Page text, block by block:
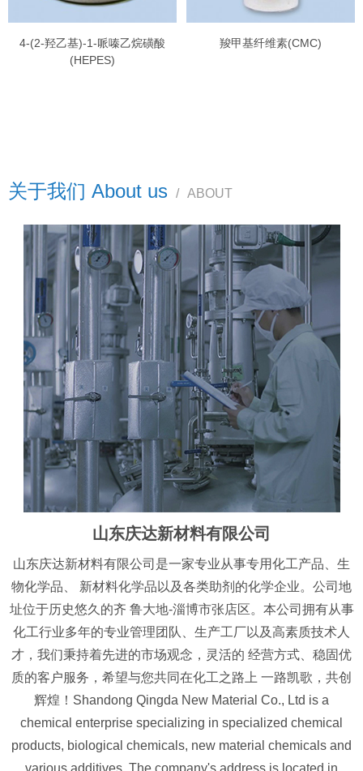
4-(2-羟乙基)-1-哌嗪乙烷磺酸
(HEPES)
羧甲基纤维素(CMC)
关于我们 About us / ABOUT
山东庆达新材料有限公司
山东庆达新材料有限公司是一家专业从事专用化工产品、生
物化学品、 新材料化学品以及各类助剂的化学企业。公司地
址位于历史悠久的齐 鲁大地-淄博市张店区。本公司拥有从事
化工行业多年的专业管理团队、生产工厂以及高素质技术人
才，我们秉持着先进的市场观念，灵活的 经营方式、稳固优
质的客户服务，希望与您共同在化工之路上 一路凯歌，共创
辉煌！Shandong Qingda New Material Co., Ltd is a
chemical enterprise specializing in specialized chemical
products, biological chemicals, new material chemicals and